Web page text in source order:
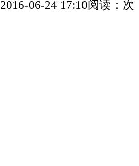
2016-06-24 17:10阅读： 次